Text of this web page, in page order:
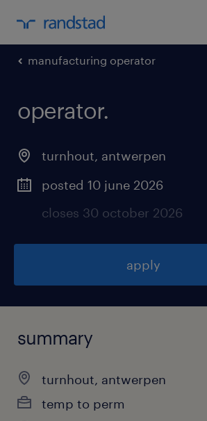
manufacturing operator
operator.
turnhout, antwerpen
posted 10 june 2026
closes 30 october 2026
apply
summary
turnhout, antwerpen
temp to perm